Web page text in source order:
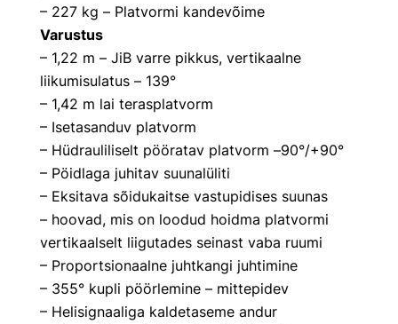
– 227 kg – Platvormi kandevõime
Varustus
– 1,22 m – JiB varre pikkus, vertikaalne
liikumisulatus – 139°
– 1,42 m lai terasplatvorm
– Isetasanduv platvorm
– Hüdrauliliselt pööratav platvorm –90°/+90°
– Pöidlaga juhitav suunalüliti
– Eksitava sõidukaitse vastupidises suunas
– hoovad, mis on loodud hoidma platvormi
vertikaalselt liigutades seinast vaba ruumi
– Proportsionaalne juhtkangi juhtimine
– 355° kupli pöörlemine – mittepidev
– Helisignaaliga kaldetaseme andur